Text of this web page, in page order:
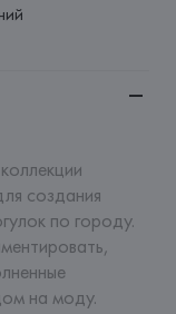
создания
по городу.
на моду.